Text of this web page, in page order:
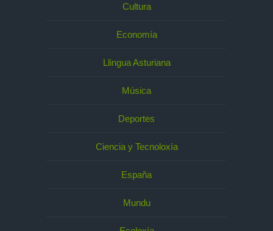
Cultura
Economía
Llingua Asturiana
Música
Deportes
Ciencia y Tecnoloxía
España
Mundu